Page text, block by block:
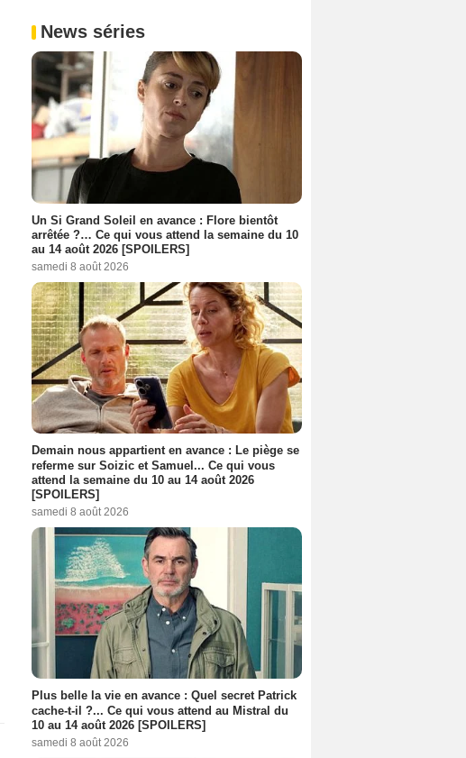
News séries
Un Si Grand Soleil en avance : Flore bientôt
arrêtée ?… Ce qui vous attend la semaine du 10
au 14 août 2026 [SPOILERS]
samedi 8 août 2026
Demain nous appartient en avance : Le piège se
referme sur Soizic et Samuel... Ce qui vous
attend la semaine du 10 au 14 août 2026
[SPOILERS]
samedi 8 août 2026
Plus belle la vie en avance : Quel secret Patrick
cache-t-il ?... Ce qui vous attend au Mistral du
10 au 14 août 2026 [SPOILERS]
samedi 8 août 2026